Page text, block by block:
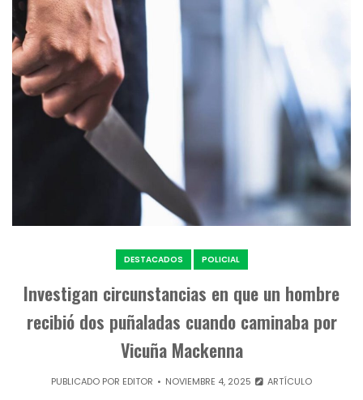
DESTACADOS POLICIAL
Investigan circunstancias en que un hombre
recibió dos puñaladas cuando caminaba por
Vicuña Mackenna
PUBLICADO POR EDITOR NOVIEMBRE 4, 2025 ARTÍCULO